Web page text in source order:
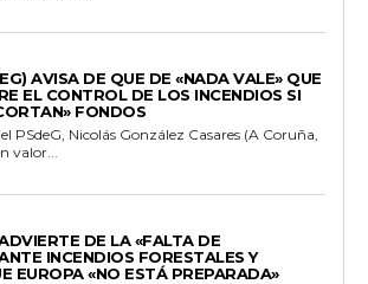
AVISA DE QUE DE «NADA VALE» QUE
EL CONTROL DE LOS INCENDIOS SI
FONDOS
PSdeG, Nicolás González Casares (A Coruña,
valor...
DE LA «FALTA DE
INCENDIOS FORESTALES Y
EUROPA «NO ESTÁ PREPARADA»